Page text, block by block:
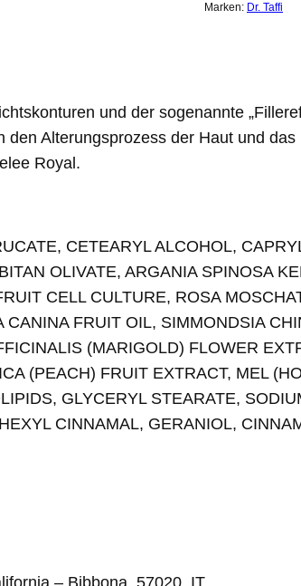
Marken: Dr. Taffi
und der sogenannte
den Alterungsprozess der Haut und
Royal.
CETEARYL ALCOHOL,
OLIVATE, ARGANIA SPINOSA
CELL CULTURE, ROSA
CANINA FRUIT OIL, SIMMONDSIA
(MARIGOLD) FLOWER
(PEACH) FRUIT EXTRACT, MEL
GLYCERYL STEARATE,
CINNAMAL, GERANIOL,